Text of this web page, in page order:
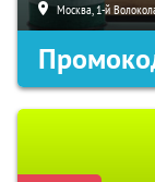
Москва, 1-й